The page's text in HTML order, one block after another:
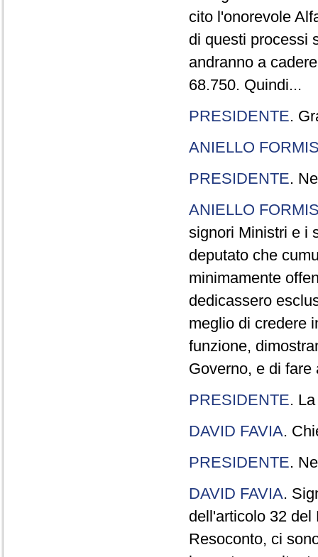
cito l'onorevole
di questi processi
andranno a
68.750. Quindi...
PRESIDENTE.
ANIELLO
PRESIDENTE.
ANIELLO
signori Ministri e i
deputato che
minimamente
dedicassero
meglio di credere
funzione,
Governo, e di
PRESIDENTE.
DAVID FAVIA.
PRESIDENTE.
DAVID FAVIA.
dell'articolo 32 del
Resoconto, ci